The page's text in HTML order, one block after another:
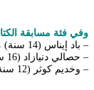
وفي فئة مسابقة
– باد إيناس (14 سنة) من ولاية البليدة)، عننص “كورونا مُفرِّق الأحبَاب”.
– حصالي دنيازاد (16 سنة) من ولاية تيبازة)، عن نص “الشَّبح”.
– وخديم كوثر (12 سنة) من ولاية الجزائر، عن نص “الوِقايَة من كورونا”.